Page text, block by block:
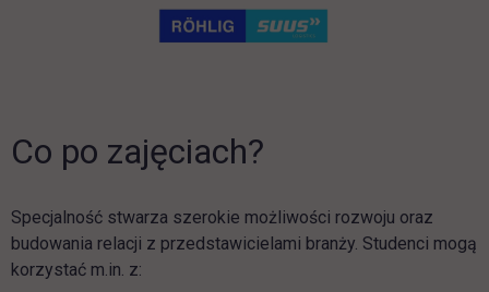
Co po zajęciach?
Specjalność stwarza szerokie możliwości rozwoju oraz
budowania relacji z przedstawicielami branży. Studenci mogą
korzystać m.in. z: